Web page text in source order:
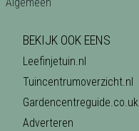
BEKIJK OOK EENS
Leefinjetuin.nl
Tuincentrumoverzicht.nl
Gardencentreguide.co.uk
Adverteren